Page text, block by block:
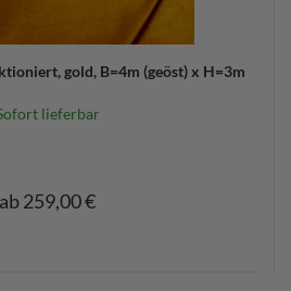
gold, B=4m (geöst) x H=3m
lieferbar
ab 259,00 €